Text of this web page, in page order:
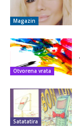
Magazin
Otvorena vrata
Satatatira